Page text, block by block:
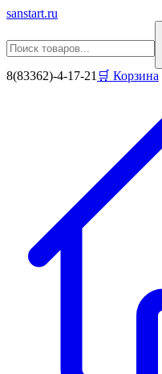
sanstart.ru
8(83362)-4-17-21 🛒 Корзина